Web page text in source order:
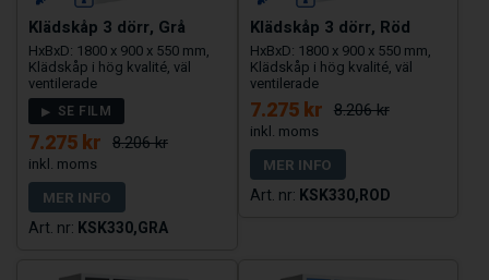
Klädskåp 3 dörr, Grå
HxBxD: 1800 x 900 x 550 mm,
Klädskåp i hög kvalité, väl
ventilerade
SE FILM
7.275 kr 8.206 kr
MER INFO
KSK330,GRA
Klädskåp 3 dörr, Röd
HxBxD: 1800 x 900 x 550 mm,
Klädskåp i hög kvalité, väl
ventilerade
7.275 kr 8.206 kr
MER INFO
KSK330,ROD